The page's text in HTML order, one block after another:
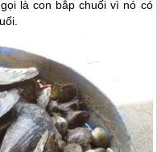
là con bắp chuối vì nó có